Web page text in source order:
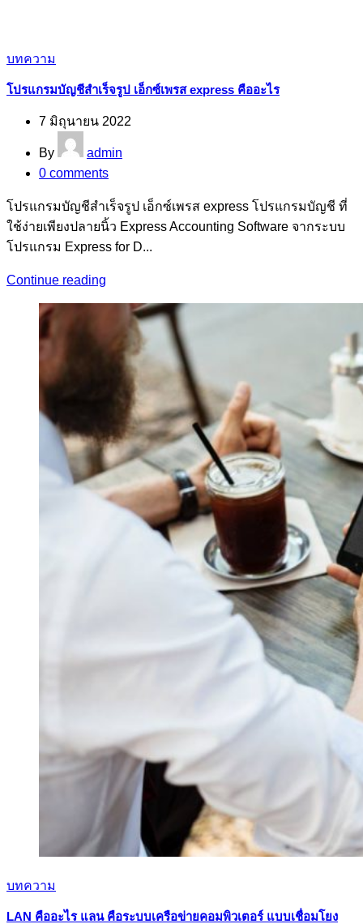
บทความ
โปรแกรมบัญชีสำเร็จรูป เอ็กซ์เพรส express คืออะไร
7 มิถุนายน 2022
By
admin
0 comments
โปรแกรมบัญชีสำเร็จรูป เอ็กซ์เพรส express โปรแกรมบัญชี ที่
ใช้ง่ายเพียงปลายนิ้ว Express Accounting Software จากระบบ
โปรแกรม Express for D...
Continue reading
บทความ
LAN คืออะไร แลน คือระบบเครือข่ายคอมพิวเตอร์ แบบเชื่อมโยง